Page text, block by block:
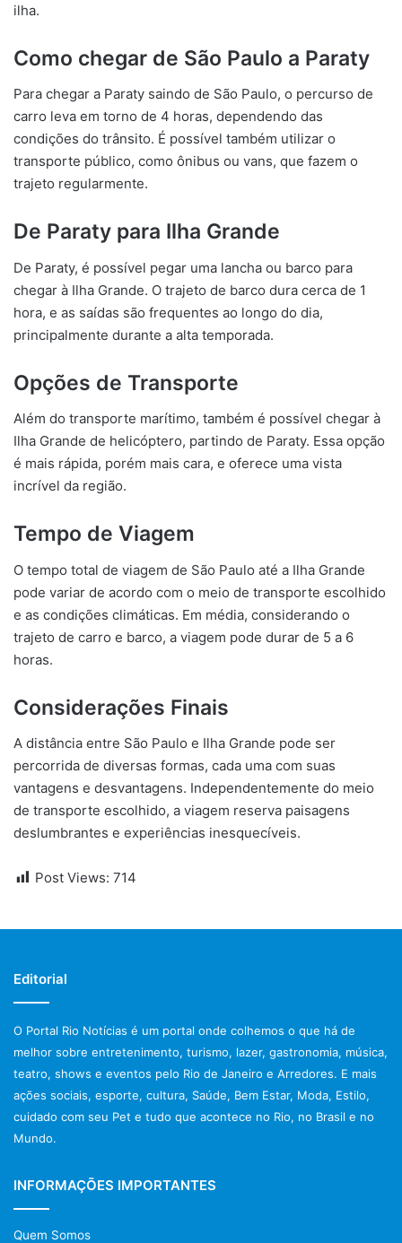
ilha.
Como chegar de São Paulo a Paraty
Para chegar a Paraty saindo de São Paulo, o percurso de
carro leva em torno de 4 horas, dependendo das
condições do trânsito. É possível também utilizar o
transporte público, como ônibus ou vans, que fazem o
trajeto regularmente.
De Paraty para Ilha Grande
De Paraty, é possível pegar uma lancha ou barco para
chegar à Ilha Grande. O trajeto de barco dura cerca de 1
hora, e as saídas são frequentes ao longo do dia,
principalmente durante a alta temporada.
Opções de Transporte
Além do transporte marítimo, também é possível chegar à
Ilha Grande de helicóptero, partindo de Paraty. Essa opção
é mais rápida, porém mais cara, e oferece uma vista
incrível da região.
Tempo de Viagem
O tempo total de viagem de São Paulo até a Ilha Grande
pode variar de acordo com o meio de transporte escolhido
e as condições climáticas. Em média, considerando o
trajeto de carro e barco, a viagem pode durar de 5 a 6
horas.
Considerações Finais
A distância entre São Paulo e Ilha Grande pode ser
percorrida de diversas formas, cada uma com suas
vantagens e desvantagens. Independentemente do meio
de transporte escolhido, a viagem reserva paisagens
deslumbrantes e experiências inesquecíveis.
Post Views: 714
Editorial
O Portal Rio Notícias é um portal onde colhemos o que há de
melhor sobre entretenimento, turismo, lazer, gastronomia, música,
teatro, shows e eventos pelo Rio de Janeiro e Arredores. E mais
ações sociais, esporte, cultura, Saúde, Bem Estar, Moda, Estilo,
cuidado com seu Pet e tudo que acontece no Rio, no Brasil e no
Mundo.
INFORMAÇÕES IMPORTANTES
Quem Somos